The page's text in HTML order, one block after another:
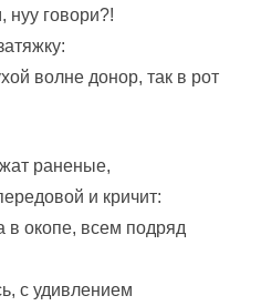
нуу говори?!
волне донор, так в рот
раненые,
и кричит:
окопе, всем подряд
с удивлением